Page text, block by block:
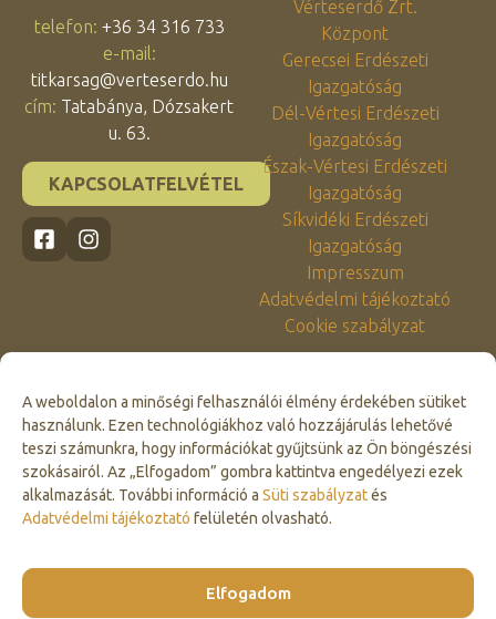
A weboldalon a minőségi felhasználói élmény érdekében sütiket
használunk. Ezen technológiákhoz való hozzájárulás lehetővé
teszi számunkra, hogy információkat gyűjtsünk az Ön böngészési
szokásairól. Az „Elfogadom” gombra kattintva engedélyezi ezek
alkalmazását. További információ a Süti szabályzatés
Adatvédelmi tájékoztató felületén olvasható.
Elfogadom
Click to accept marketing cookies and
telefon: +36 34 316 733
e-mail:
titkarsag@verteserdo.hu
cím: Tatabánya, Dózsakert
u. 63.
KAPCSOLATFELVÉTEL
Vérteserdő Zrt.
Központ
Gerecsei Erdészeti
Igazgatóság
Dél-Vértesi Erdészeti
Igazgatóság
Észak-Vértesi Erdészeti
Igazgatóság
Síkvidéki Erdészeti
Igazgatóság
Impresszum
Adatvédelmi tájékoztató
Cookie szabályzat